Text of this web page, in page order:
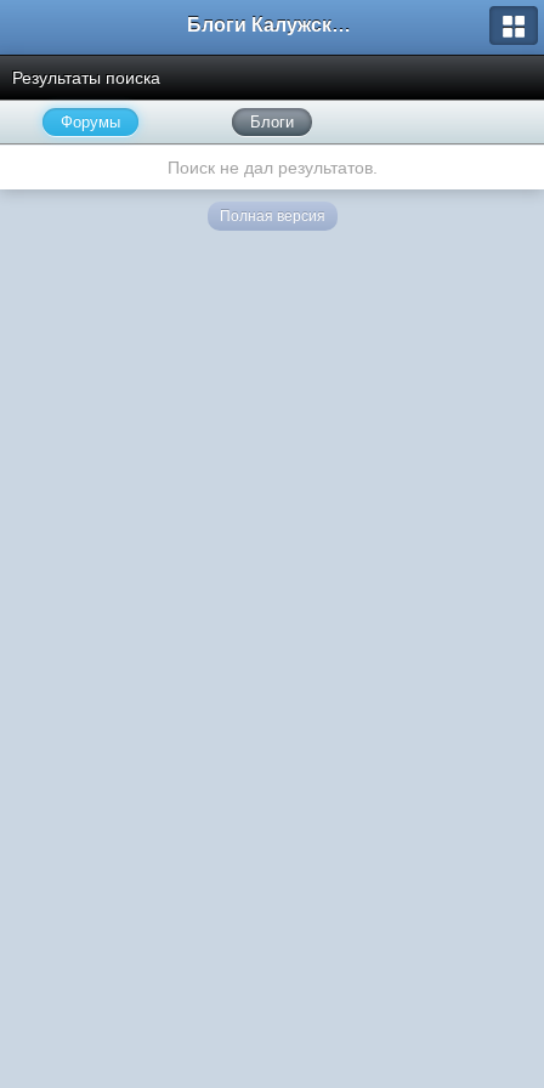
Блоги Калужского перекрестка
Результаты поиска
Форумы Блоги
Поиск не дал результатов.
Полная версия